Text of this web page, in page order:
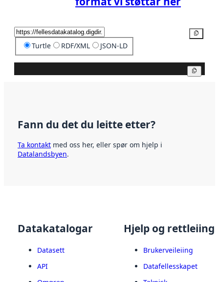
Turtle RDF/XML JSON-LD
Fann du det du leitte etter?
Ta kontakt med oss her, eller spør om hjelp i
Datalandsbyen.
Datakatalogar
Datasett
API
Hjelp og rettleiing
Brukerveileiing
Datafellesskapet